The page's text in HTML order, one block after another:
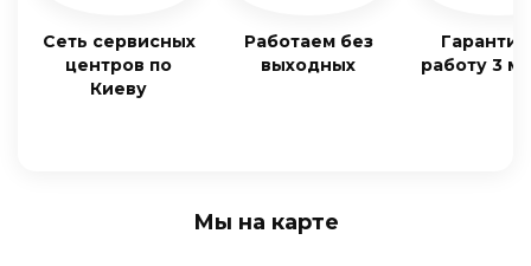
Сеть сервисных
центров по
Киеву
Работаем без
выходных
работу 3
Мы на карте